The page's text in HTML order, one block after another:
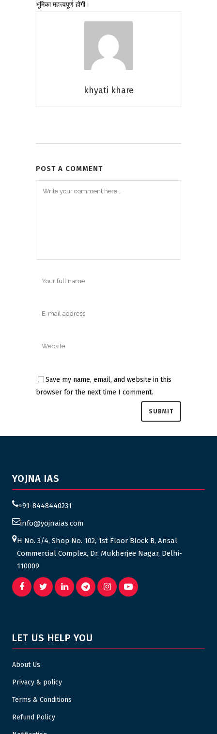
भूमिका महत्त्वपूर्ण होगी।
khyati khare
POST A COMMENT
Save my name, email, and website in this
browser for the next time I comment.
YOJNA IAS
+91-8448440231
info@yojnaias.com
H No. 3/4, Shop No. 102, 1st Floor Block B, Ansal
Commercial Complex, Dr. Mukherjee Nagar, Delhi-
110009
LET US HELP YOU
About Us
Privacy & policy
Terms & Conditions
Refund Policy